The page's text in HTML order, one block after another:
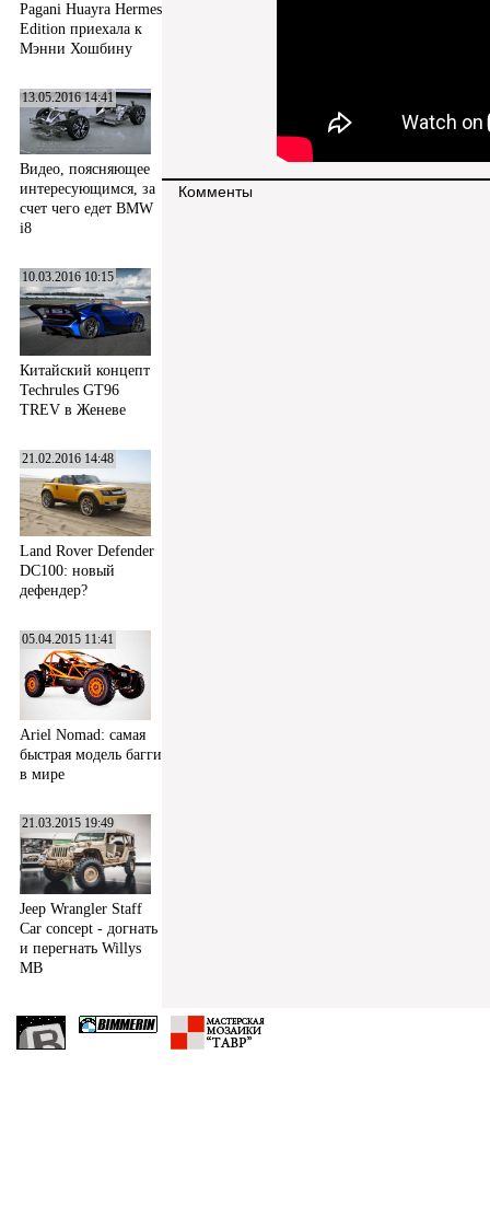
Pagani Huayra Hermes
Edition приехала к
Мэнни Хошбину
13.05.2016 14:41
Видео, поясняющее
интересующимся, за
счет чего едет BMW
i8
10.03.2016 10:15
Китайский концепт
Techrules GT96
TREV в Женеве
21.02.2016 14:48
Land Rover Defender
DC100: новый
дефендер?
05.04.2015 11:41
Ariel Nomad: самая
быстрая модель багги
в мире
21.03.2015 19:49
Jeep Wrangler Staff
Car concept - догнать
и перегнать Willys
MB
Комменты